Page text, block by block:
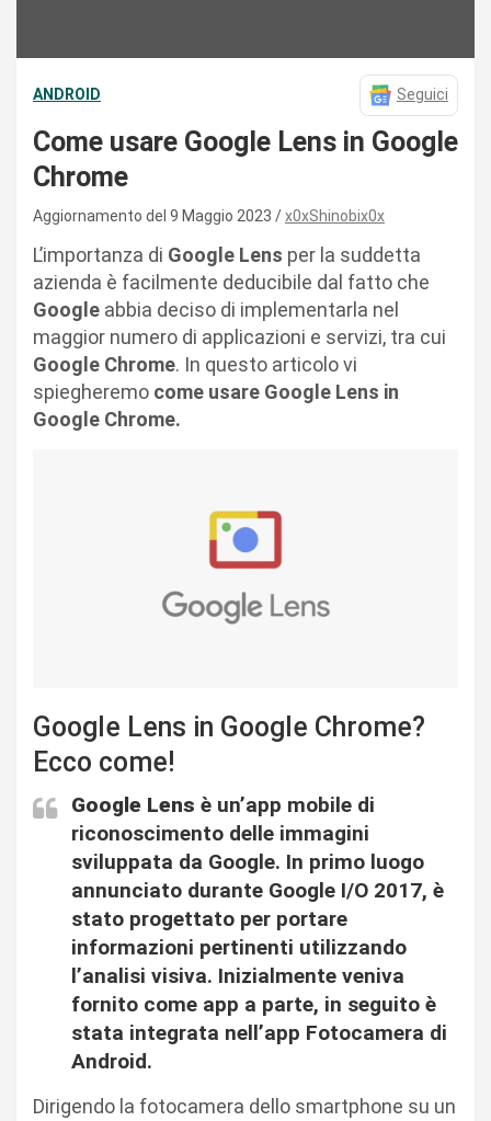
ANDROID Seguici
Come usare Google Lens in Google
Chrome
Aggiornamento del 9 Maggio 2023 x0xShinobix0x
L’importanza di Google Lens per la suddetta
azienda è facilmente deducibile dal fatto che
Google abbia deciso di implementarla nel
maggior numero di applicazioni e servizi, tra cui
Google Chrome. In questo articolo vi
spiegheremo come usare Google Lens in
Google Chrome.
Google Lens in Google Chrome?
Ecco come!
Google Lens è un’app mobile di
riconoscimento delle immagini
sviluppata da Google. In primo luogo
annunciato durante Google I/O 2017, è
stato progettato per portare
informazioni pertinenti utilizzando
l’analisi visiva. Inizialmente veniva
fornito come app a parte, in seguito è
stata integrata nell’app Fotocamera di
Android.
Dirigendo la fotocamera dello smartphone su un